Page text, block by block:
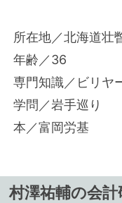
所在地／北海道壮
年齢／36
専門知識／ビリヤ
学問／岩手巡り
本／富岡労基
村澤祐輔の会